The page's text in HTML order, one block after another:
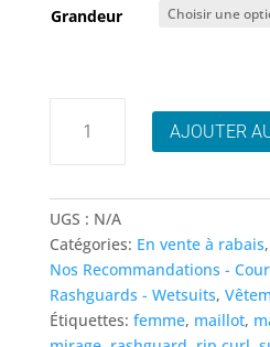
Grandeur
Mirage
Ultimate
Retro
Surf
Suit
AJOUTER
UGS : N/A
Catégories: En vente à rabais,
Nos Recommandations -
Rashguards - Wetsuits,
Étiquettes: femme, maillot,